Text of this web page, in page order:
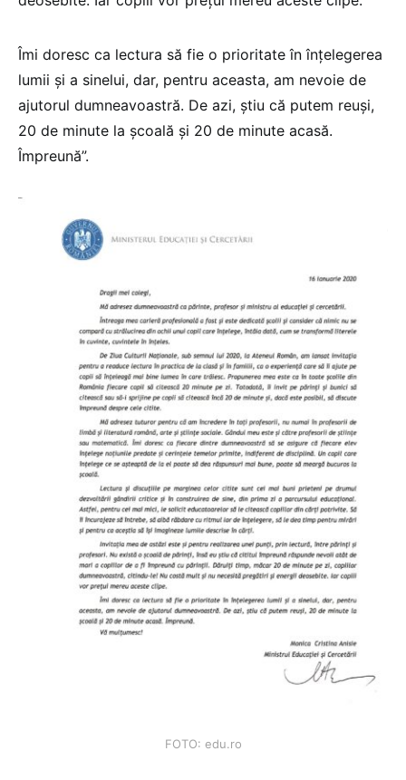
Îmi doresc ca lectura să fie o prioritate în înțelegerea
lumii și a sinelui, dar, pentru aceasta, am nevoie de
ajutorul dumneavoastră. De azi, știu că putem reuși,
20 de minute la școală și 20 de minute acasă.
Împreună”.
FOTO: edu.ro